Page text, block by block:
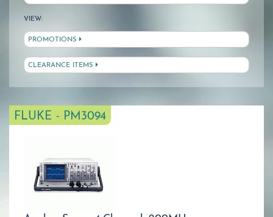
VIEW:
PROMOTIONS
CLEARANCE ITEMS
FLUKE - PM3094